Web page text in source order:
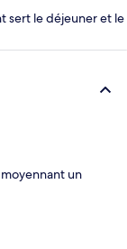
sert le déjeuner et le
un